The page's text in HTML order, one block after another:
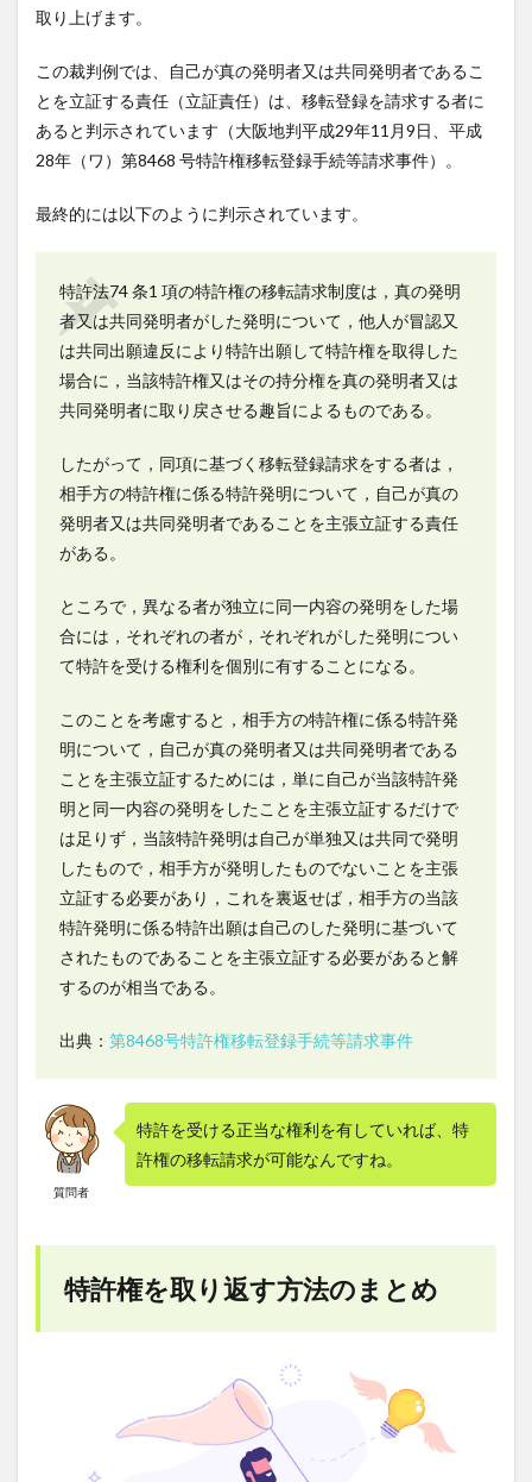
取り上げます。
この裁判例では、自己が真の発明者又は共同発明者であるこ
とを立証する責任（立証責任）は、移転登録を請求する者に
あると判示されています（大阪地判平成29年11月9日、平成
28年（ワ）第8468 号特許権移転登録手続等請求事件）。
最終的には以下のように判示されています。
特許法74 条1 項の特許権の移転請求制度は，真の発明
者又は共同発明者がした発明について，他人が冒認又
は共同出願違反により特許出願して特許権を取得した
場合に，当該特許権又はその持分権を真の発明者又は
共同発明者に取り戻させる趣旨によるものである。
したがって，同項に基づく移転登録請求をする者は，
相手方の特許権に係る特許発明について，自己が真の
発明者又は共同発明者であることを主張立証する責任
がある。
ところで，異なる者が独立に同一内容の発明をした場
合には，それぞれの者が，それぞれがした発明につい
て特許を受ける権利を個別に有することになる。
このことを考慮すると，相手方の特許権に係る特許発
明について，自己が真の発明者又は共同発明者である
ことを主張立証するためには，単に自己が当該特許発
明と同一内容の発明をしたことを主張立証するだけで
は足りず，当該特許発明は自己が単独又は共同で発明
したもので，相手方が発明したものでないことを主張
立証する必要があり，これを裏返せば，相手方の当該
特許発明に係る特許出願は自己のした発明に基づいて
されたものであることを主張立証する必要があると解
するのが相当である。
出典： 第8468号特許権移転登録手続等請求事件
質問者
特許を受ける正当な権利を有していれば、特
許権の移転請求が可能なんですね。
特許権を取り返す方法のまとめ